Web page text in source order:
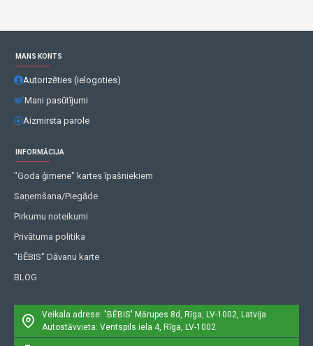
MANS KONTS
Autorizēties (ielogoties)
Mani pasūtījumi
Aizmirsta parole
INFORMĀCIJA
"Goda ģimene" kartes īpašniekiem
Saņemšana/Piegāde
Pirkumu noteikumi
Privātuma politika
"BĒBIS" Dāvanu karte
BLOG
Veikala adrese: "BĒBIS" Mārupes 8d, Rīga, LV-1002, Latvija
Autostāvvieta: Ventspils iela 4, Rīga, LV-1002